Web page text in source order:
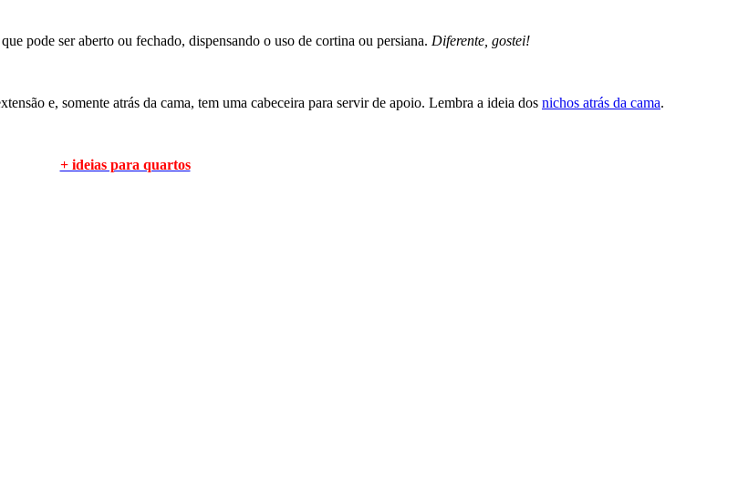
pode ser aberto ou fechado, dispensando o uso de cortina ou persiana. Diferente, gostei!
e, somente atrás da cama, tem uma cabeceira para servir de apoio. Lembra a ideia dos nichos atrás da cama.
+ ideias para quartos